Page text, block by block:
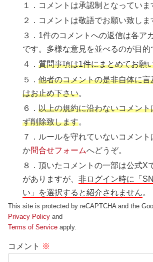
１．コメントは承認制となっていま
２．コメントは敬語でお願い致しま
３．1件のコメントへの返信は各ア
です。多様な意見を並べるのが目的
４．質問事項は1件にまとめてお願
５．他者のコメントの是非自体に
はお止め下さい。
６．以上の規約に沿わないコメン
ず削除致します。
７．ルールを守れていないコメント
か問合せフォームへどうぞ。
８．頂いたコメントの一部は公式X
がありますが、非ログイン時に「
い」を選択すると紹介されません。
This site is protected by reCAPTCHA and the
Privacy Policy and
Terms of Service apply.
コメント ※